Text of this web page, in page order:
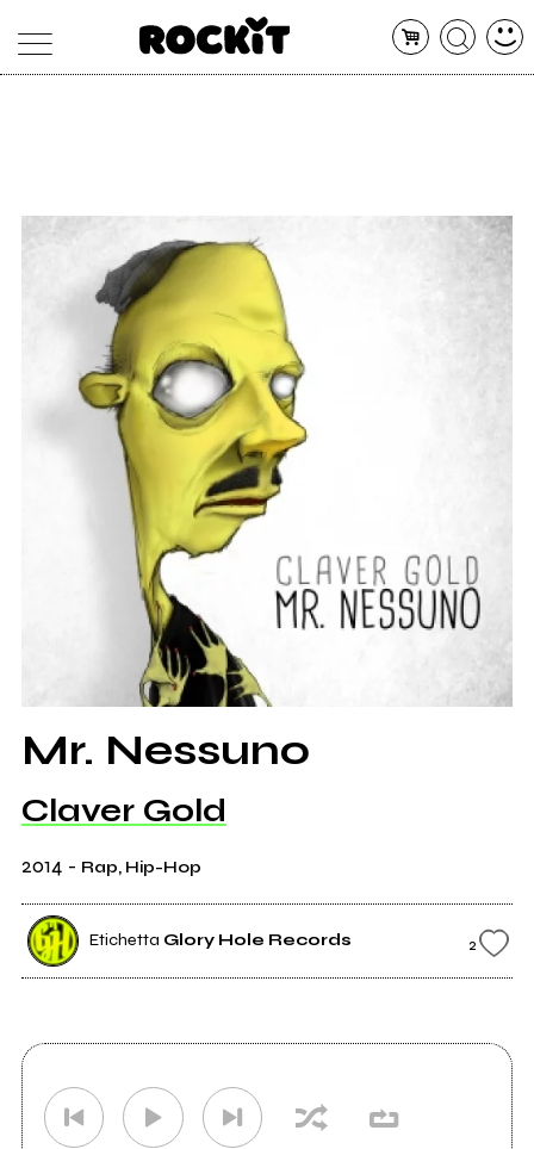
ARTISTI
CONCERTI
SHOP
RADIO
Mr. Nessuno
Claver Gold
2014 - Rap, Hip-Hop
Etichetta Glory Hole Records 2